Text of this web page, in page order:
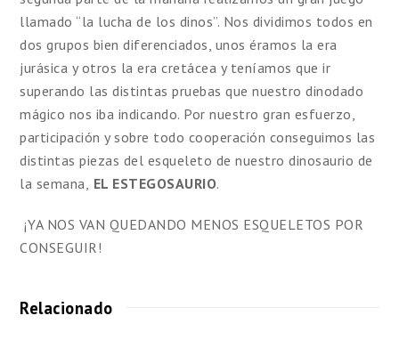
llamado “la lucha de los dinos”. Nos dividimos todos en
dos grupos bien diferenciados, unos éramos la era
jurásica y otros la era cretácea y teníamos que ir
superando las distintas pruebas que nuestro dinodado
mágico nos iba indicando. Por nuestro gran esfuerzo,
participación y sobre todo cooperación conseguimos las
distintas piezas del esqueleto de nuestro dinosaurio de
la semana, EL ESTEGOSAURIO.
¡YA NOS VAN QUEDANDO MENOS ESQUELETOS POR
CONSEGUIR!
Relacionado